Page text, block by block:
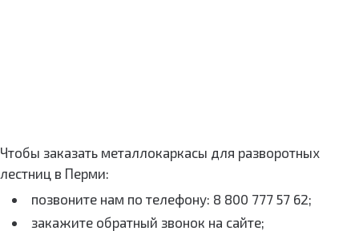
Чтобы заказать металлокаркасы для разворотных
лестниц в Перми:
позвоните нам по телефону: 8 800 777 57 62;
закажите обратный звонок на сайте;